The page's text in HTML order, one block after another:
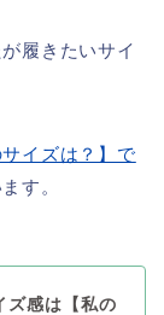
履きたいサイ
イズは？】で
す。
ズ感は【私の